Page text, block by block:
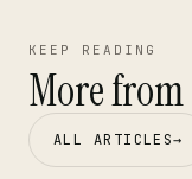
KEEP READING
More from
ALL ARTICLES→